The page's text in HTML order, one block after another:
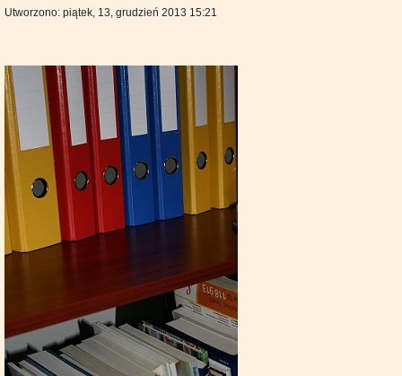
Utworzono: piątek, 13, grudzień 2013 15:21